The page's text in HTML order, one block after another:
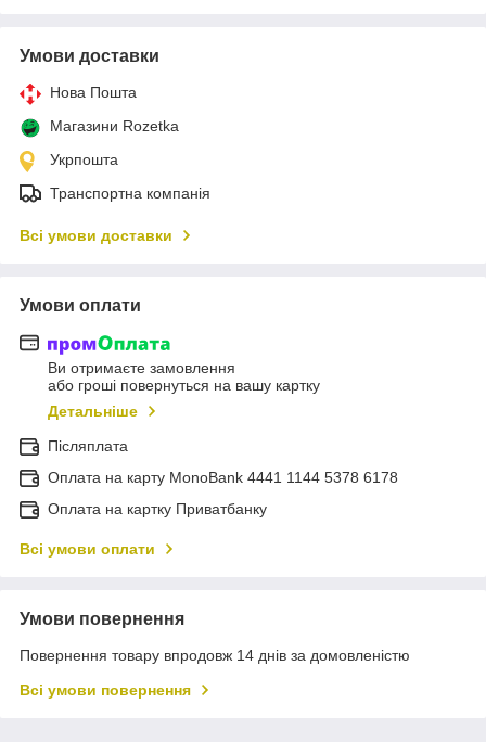
Умови доставки
Нова Пошта
Магазини Rozetka
Укрпошта
Транспортна компанія
Всі умови доставки
Умови оплати
Ви отримаєте замовлення
або гроші повернуться на вашу картку
Детальніше
Післяплата
Оплата на карту MonoBank 4441 1144 5378 6178
Оплата на картку Приватбанку
Всі умови оплати
Умови повернення
Повернення товару впродовж 14 днів за домовленістю
Всі умови повернення